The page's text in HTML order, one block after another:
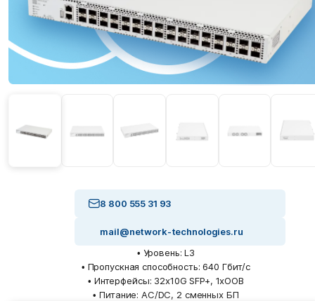
8 800 555 31 93
mail@network-technologies.ru
• Уровень: L3
• Пропускная способность: 640 Гбит/с
• Интерфейсы: 32x10G SFP+, 1xOOB
• Питание: AC/DC, 2 сменных БП